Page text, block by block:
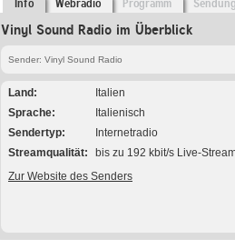
Info Webradio Programm
Vinyl Sound Radio im Überblick
Sender: Vinyl Sound Radio
Land
Italien
Sprache
Italienisch
Sendertyp
Internetradio
Streamqualität
bis zu 192 kbit/s Live-
Zur Website des Senders